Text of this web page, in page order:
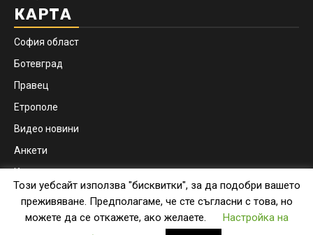
КАРТА
София област
Ботевград
Правец
Етрополе
Видео новини
Анкети
Контакти
Copyright © botevgrad.news | New Media Info Ltd
Този уебсайт използва "бисквитки", за да подобри вашето
преживяване. Предполагаме, че сте съгласни с това, но
можете да се откажете, ако желаете.
Настройка на